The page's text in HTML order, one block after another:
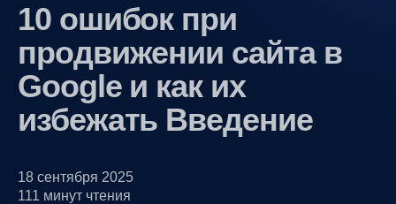
10 ошибок при
продвижении сайта в
Google и как их
избежать Введение
18 сентября 2025
111 минут чтения